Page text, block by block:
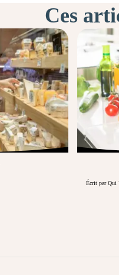
Ces
Écrit par Qui